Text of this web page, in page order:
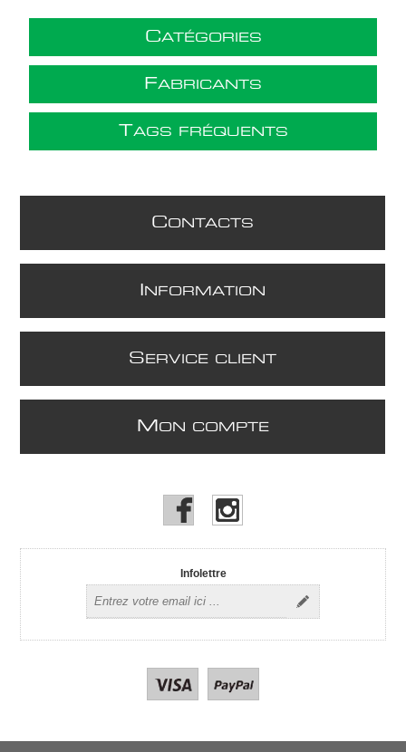
CATÉGORIES
FABRICANTS
TAGS FRÉQUENTS
CONTACTS
NFORMATION
S ERVICE CLIENT
M ON COMPTE
Infolettre